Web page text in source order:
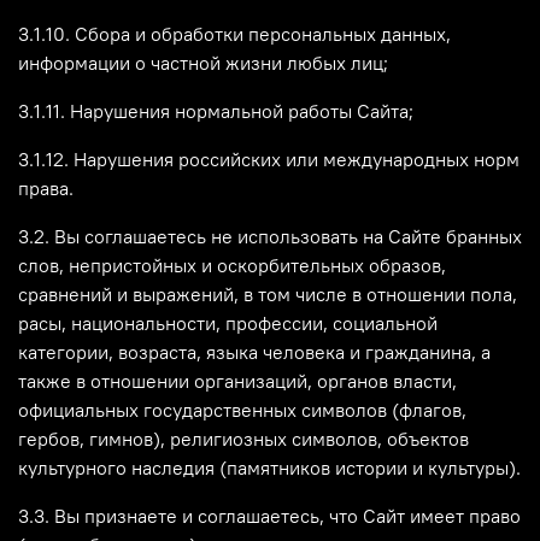
3.1.10. Сбора и обработки персональных данных,
информации о частной жизни любых лиц;
3.1.11. Нарушения нормальной работы Сайта;
3.1.12. Нарушения российских или международных норм
права.
3.2. Вы соглашаетесь не использовать на Сайте бранных
слов, непристойных и оскорбительных образов,
сравнений и выражений, в том числе в отношении пола,
расы, национальности, профессии, социальной
категории, возраста, языка человека и гражданина, а
также в отношении организаций, органов власти,
официальных государственных символов (флагов,
гербов, гимнов), религиозных символов, объектов
культурного наследия (памятников истории и культуры).
3.3. Вы признаете и соглашаетесь, что Сайт имеет право